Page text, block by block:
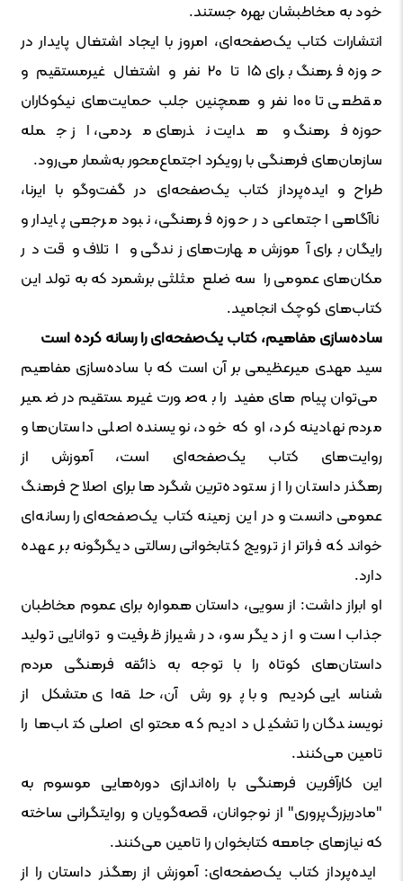
خود به مخاطبشان بهره جستند.
انتشارات کتاب یک‌صفحه‌ای، امروز با ایجاد اشتغال پایدار در
حوزه فرهنگ برای ۱۵ تا ۲۰ نفر و اشتغال غیرمستقیم و
مقطعی تا ۱۰۰ نفر و همچنین جلب حمایت‌های نیکوکاران
حوزه فرهنگ و هدایت نذرهای مردمی، از جمله
سازمان‌های فرهنگی با رویکرد اجتماع‌محور به‌شمار می‌رود.
طراح و ایده‌پرداز کتاب یک‌صفحه‌ای در گفت‌وگو با ایرنا،
ناآگاهی اجتماعی در حوزه فرهنگی، نبود مرجعی پایدار و
رایگان برای آموزش مهارت‌های زندگی و اتلاف وقت در
مکان‌های عمومی را سه ضلع مثلثی برشمرد که به تولد این
کتاب‌های کوچک انجامید.
ساده‌سازی مفاهیم، کتاب یک‌صفحه‌ای را رسانه کرده است
سید مهدی میرعظیمی بر آن است که با ساده‌سازی مفاهیم
می‌توان پیام‌های مفید را به‌صورت غیرمستقیم در ضمیر
مردم نهادینه کرد، او که خود، نویسنده اصلی داستان‌ها و
روایت‌های کتاب یک‌صفحه‌ای است، آموزش از
رهگذر داستان را از ستوده‌ترین شگردها برای اصلاح فرهنگ
عمومی‌ دانست و در این زمینه کتاب یک‌صفحه‌ای را رسانه‌ای
خواند که فراتر از ترویج کتابخوانی رسالتی دیگرگونه بر عهده
دارد.
او ابراز داشت: از سویی، داستان همواره برای عموم مخاطبان
جذاب است و از دیگر سو، در شیراز ظرفیت و توانایی تولید
داستان‌های کوتاه را با توجه به ذائقه فرهنگی مردم
شناسایی کردیم و با پرورش آن، حلقه‌ای متشکل از
نویسندگان را تشکیل دادیم که محتوای اصلی کتاب‌ها را
تامین می‌کنند.
این کارآفرین فرهنگی با راه‌اندازی دوره‌هایی موسوم به
"مادربزرگ‌پروری" از نوجوانان، قصه‌گویان و روایتگرانی ساخته
که نیازهای جامعه کتابخوان را تامین می‌کنند.
ایده‌پرداز کتاب یک‌صفحه‌ای: آموزش از رهگذر داستان را از